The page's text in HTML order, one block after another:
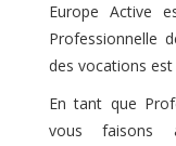
Europe Active
Professionnelle
des vocations
En tant que
vous faisons